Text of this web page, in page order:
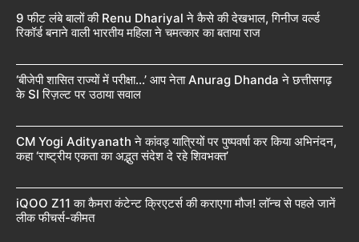
9 फीट लंबे बालों की Renu Dhariyal ने कैसे की देखभाल, गिनीज वर्ल्ड
रिकॉर्ड बनाने वाली भारतीय महिला ने चमत्कार का बताया राज
‘बीजेपी शासित राज्यों में परीक्षा…’ आप नेता Anurag Dhanda ने छत्तीसगढ़
के SI रिज़ल्ट पर उठाया सवाल
CM Yogi Adityanath ने कांवड़ यात्रियों पर पुष्पवर्षा कर किया अभिनंदन,
कहा ‘राष्ट्रीय एकता का अद्भुत संदेश दे रहे शिवभक्त’
iQOO Z11 का कैमरा कंटेन्ट क्रिएटर्स की कराएगा मौज! लॉन्च से पहले जानें
लीक फीचर्स-कीमत